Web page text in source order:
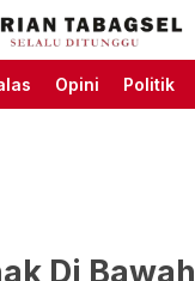
Tabagsel
Tabagsel Official
Opini Politik
Di Bawah